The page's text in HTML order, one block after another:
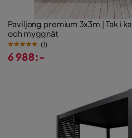
Paviljong premium 3x3m | Tak i
och myggnät
(1)
6 988:-